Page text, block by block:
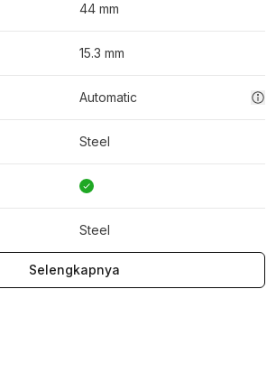
44 mm
15.3 mm
Automatic
Steel
Steel
Selengkapnya